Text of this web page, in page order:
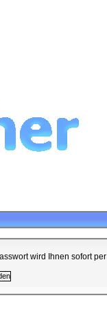
wird Ihnen sofort per